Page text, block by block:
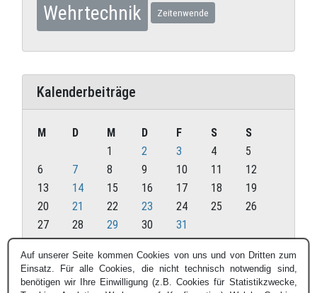
Wehrtechnik Zeitenwende
Kalenderbeiträge
Oktober 2025
M D M D F S
S
1
2 3 4
5
6
7 8 9 10 11
12
13
14 15 16 17 18
19
20
21 22 23 24 25
26
27
28 29 30 31
« Sep. Nov. »
Auf unserer Seite kommen Cookies von uns und von Dritten zum
Einsatz. Für alle Cookies, die nicht technisch notwendig sind,
benötigen wir Ihre Einwilligung (z.B. Cookies für Statistikzwecke,